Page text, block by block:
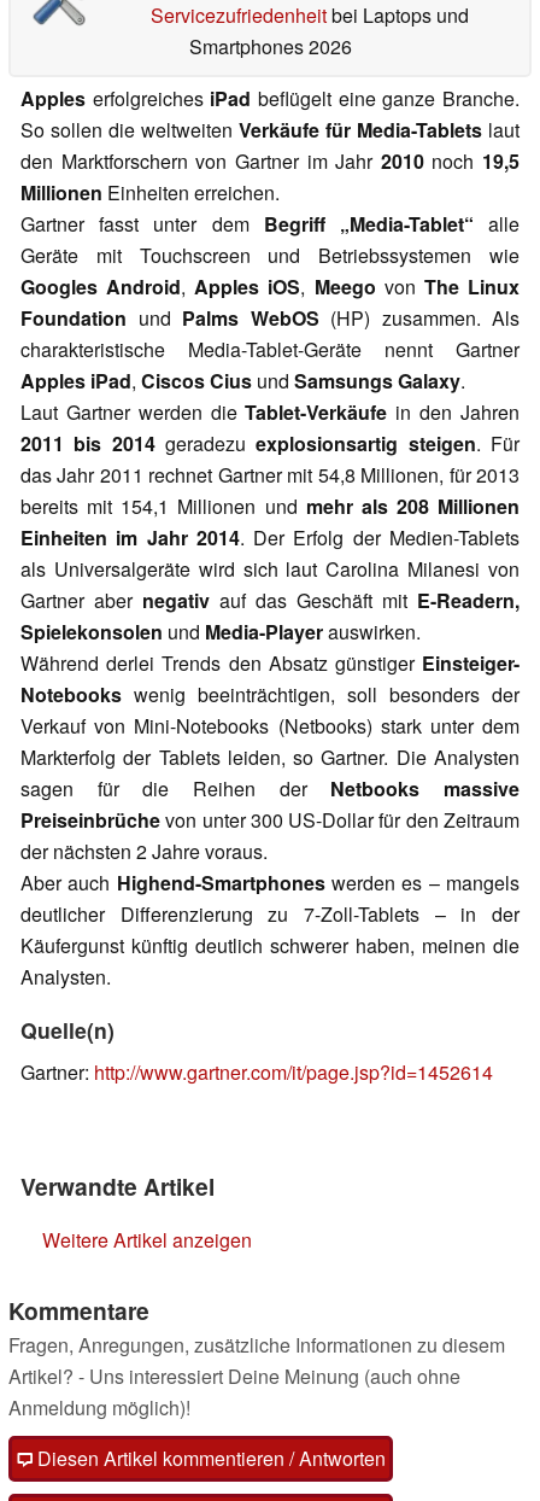
Servicezufriedenheitbei Laptops und
Smartphones 2026
Apples erfolgreiches iPad beflügelt eine ganze Branche.
So sollen die weltweiten Verkäufe für Media-Tablets laut
den Marktforschern von Gartner im Jahr 2010noch 19,5
Millionen Einheiten erreichen.
Gartner fasst unter dem Begriff „Media-Tablet“ alle
Geräte mit Touchscreen und Betriebssystemen wie
Googles Android,Apples iOS, Meego von The Linux
Foundation und Palms WebOS (HP) zusammen. Als
charakteristische Media-Tablet-Geräte nennt Gartner
Apples iPad, Ciscos Cius und Samsungs Galaxy.
Laut Gartner werden dieTablet-Verkäufe in den Jahren
2011 bis 2014geradezuexplosionsartig steigen. Für
das Jahr 2011 rechnet Gartner mit 54,8 Millionen, für 2013
bereits mit 154,1 Millionen und mehr als 208 Millionen
Einheiten im Jahr 2014. Der Erfolg der Medien-Tablets
als Universalgeräte wird sich laut Carolina Milanesi von
Gartner aber negativ auf das Geschäft mit E-Readern,
Spielekonsolen und Media-Playerauswirken.
Während derlei Trends den Absatz günstiger Einsteiger-
Notebooks wenig beeinträchtigen, soll besonders der
Verkauf von Mini-Notebooks (Netbooks) stark unter dem
Markterfolg der Tablets leiden, so Gartner. Die Analysten
sagen für die Reihen der Netbooks massive
Preiseinbrüchevon unter 300 US-Dollar für den Zeitraum
der nächsten 2 Jahre voraus.
Aber auch Highend-Smartphoneswerden es – mangels
deutlicher Differenzierung zu 7-Zoll-Tablets – in der
Käufergunst künftig deutlich schwerer haben, meinen die
Analysten.
Quelle(n)
Gartner: http://www.gartner.com/it/page.jsp?id=1452614
Verwandte Artikel
Weitere Artikel anzeigen
Kommentare
Fragen, Anregungen, zusätzliche Informationen zu diesem
Artikel? - Uns interessiert Deine Meinung (auch ohne
Anmeldung möglich)!
Diesen Artikel kommentieren / Antworten